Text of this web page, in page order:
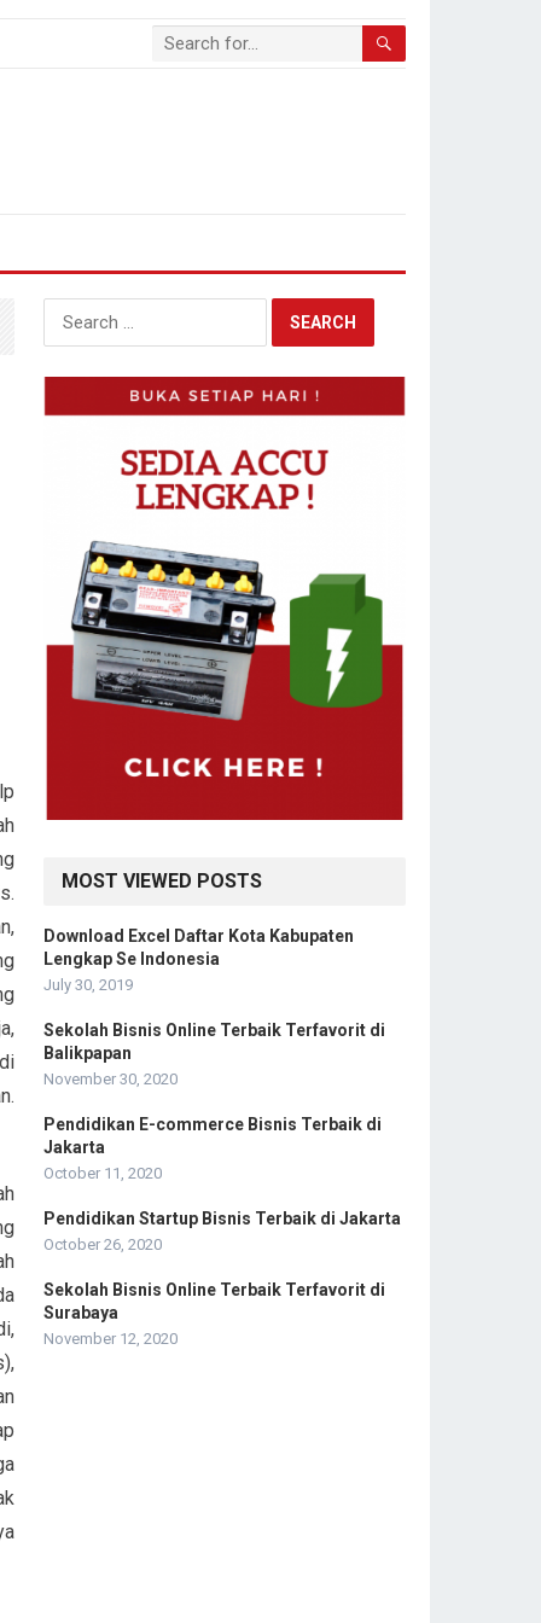
Search
for:
MOST VIEWED POSTS
Download Excel Daftar Kota Kabupaten
Lengkap Se Indonesia
July 30, 2019
Sekolah Bisnis Online Terbaik Terfavorit di
Balikpapan
November 30, 2020
Pendidikan E-commerce Bisnis Terbaik di
Jakarta
October 11, 2020
Pendidikan Startup Bisnis Terbaik di Jakarta
October 26, 2020
Sekolah Bisnis Online Terbaik Terfavorit di
Surabaya
November 12, 2020